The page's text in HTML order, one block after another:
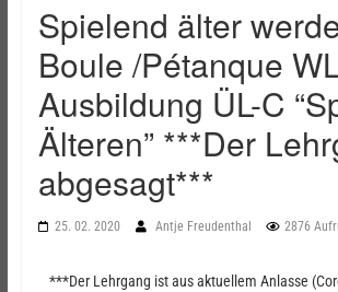
Spielend älter
Boule /Pétanque
Ausbildung ÜL-C
Älteren” ***Der
abgesagt***
25. 02. 2020 Antje Freudenthal 2876
***Der Lehrgang ist aus aktuellem Anlasse